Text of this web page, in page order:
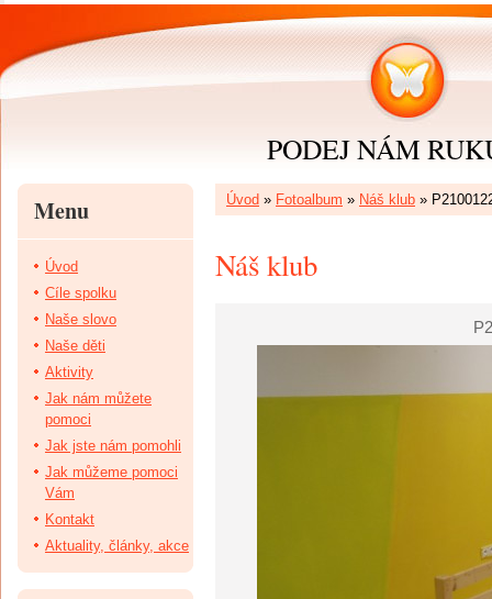
PODEJ NÁM
Úvod » Fotoalbum » Náš klub »
Náš klub
Menu
Úvod
Cíle spolku
Naše slovo
Naše děti
Aktivity
Jak nám můžete
pomoci
Jak jste nám pomohli
Jak můžeme pomoci
Vám
Kontakt
Aktuality, články, akce